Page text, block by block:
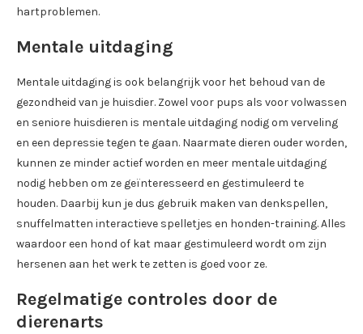
hartproblemen.
Mentale uitdaging
Mentale uitdaging is ook belangrijk voor het behoud van de
gezondheid van je huisdier. Zowel voor pups als voor volwassen
en seniore huisdieren is mentale uitdaging nodig om verveling
en een depressie tegen te gaan. Naarmate dieren ouder worden,
kunnen ze minder actief worden en meer mentale uitdaging
nodig hebben om ze geïnteresseerd en gestimuleerd te
houden. Daarbij kun je dus gebruik maken van denkspellen,
snuffelmatten interactieve spelletjes en honden-training. Alles
waardoor een hond of kat maar gestimuleerd wordt om zijn
hersenen aan het werk te zetten is goed voor ze.
Regelmatige controles door de
dierenarts